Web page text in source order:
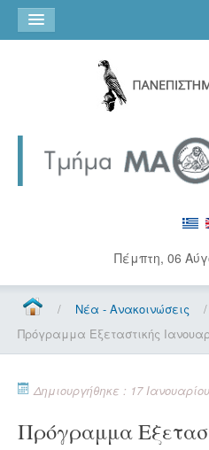
Πέμπτη, 06
/ Νέα - Ανακοινώσεις
/
Πρόγραμμα Εξεταστικής
Δημιουργήθηκε : 17
Πρόγραμμα